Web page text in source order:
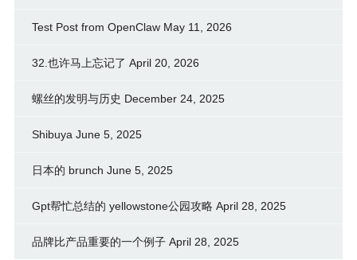
Test Post from OpenClaw May 11, 2026
32.也许马上忘记了 April 20, 2026
螺丝的发明与历史 December 24, 2025
Shibuya June 5, 2025
日本的 brunch June 5, 2025
Gpt帮忙总结的 yellowstone公园攻略 April 28, 2025
品牌比产品重要的一个例子 April 28, 2025